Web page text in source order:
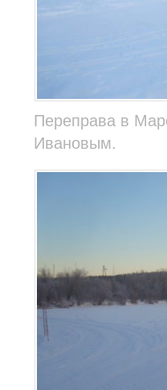
Переправа в
Ивановым.